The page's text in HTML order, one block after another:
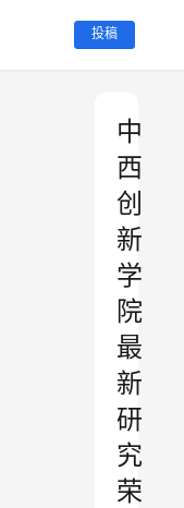
投稿
中
西
创
新
学
院
最
新
研
究
荣